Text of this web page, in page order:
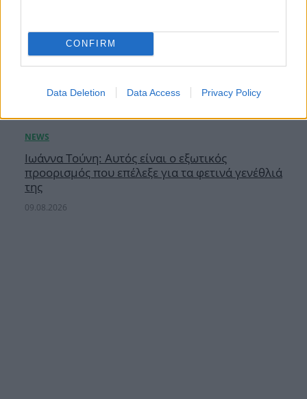
CONFIRM
Data Deletion Data Access Privacy Policy
Ιωάννα Τούνη: Αυτός είναι ο εξωτικός
προορισμός που επέλεξε για τα φετινά γενέθλιά
της
09.08.2026